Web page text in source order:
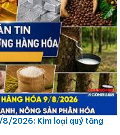
8/2026: Kim loại quý tăng